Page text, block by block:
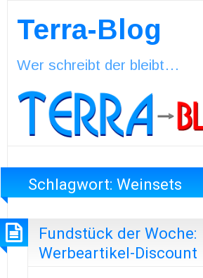
Terra-Blog
Wer schreibt der bleibt…
Schlagwort:Weinsets
Fundstück der Woche:
Werbeartikel-Discount